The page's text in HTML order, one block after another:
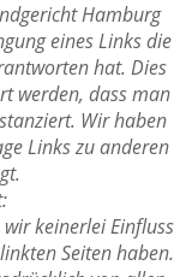
Hamburg
eines Links die
hat. Dies
werden, dass man
Wir haben
Links zu anderen
keinerlei Einfluss
Seiten haben.